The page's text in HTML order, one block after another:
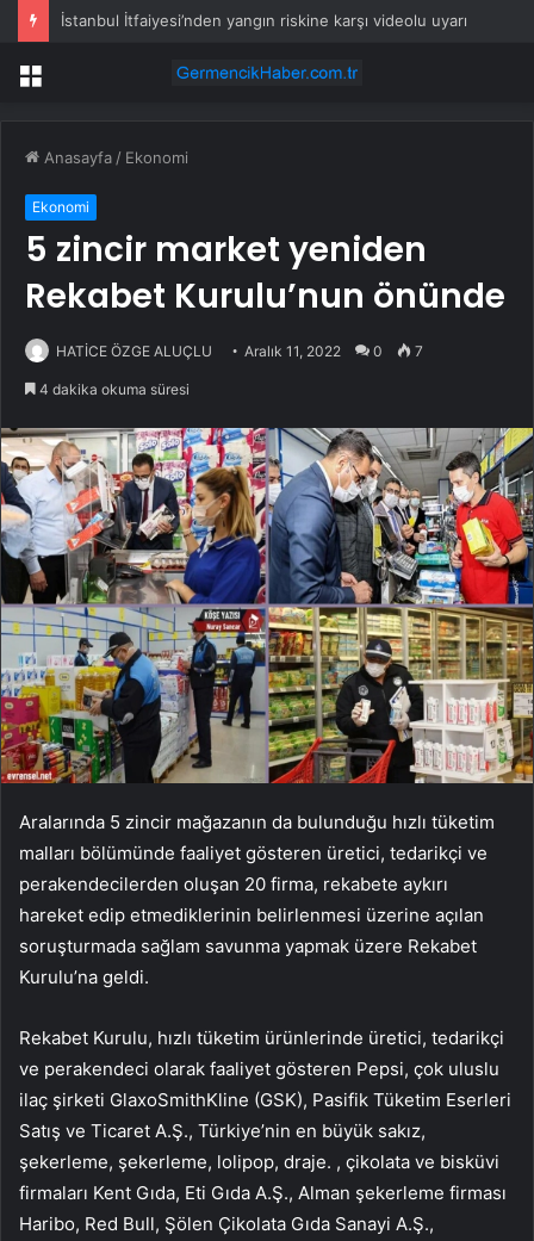
İstanbul İtfaiyesi’nden yangın riskine karşı videolu uyarı
Menü
Anasayfa / Ekonomi
Ekonomi
5 zincir market yeniden
Rekabet Kurulu’nun önünde
HATİCE ÖZGE ALUÇLU Aralık 11, 2022 0 7
4 dakika okuma süresi
Aralarında 5 zincir mağazanın da bulunduğu hızlı tüketim
malları bölümünde faaliyet gösteren üretici, tedarikçi ve
perakendecilerden oluşan 20 firma, rekabete aykırı
hareket edip etmediklerinin belirlenmesi üzerine açılan
soruşturmada sağlam savunma yapmak üzere Rekabet
Kurulu’na geldi.
Rekabet Kurulu, hızlı tüketim ürünlerinde üretici, tedarikçi
ve perakendeci olarak faaliyet gösteren Pepsi, çok uluslu
ilaç şirketi GlaxoSmithKline (GSK), Pasifik Tüketim Eserleri
Satış ve Ticaret A.Ş., Türkiye’nin en büyük sakız,
şekerleme, şekerleme, lolipop, draje. , çikolata ve bisküvi
firmaları Kent Gıda, Eti Gıda A.Ş., Alman şekerleme firması
Haribo, Red Bull, Şölen Çikolata Gıda Sanayi A.Ş.,